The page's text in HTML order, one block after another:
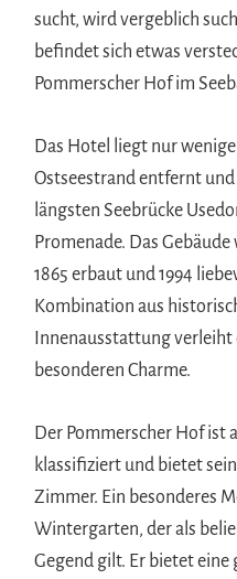
sucht, wird vergeblich
befindet sich etwas
Pommerscher Hof im
Das Hotel liegt nur
Ostseestrand entfernt
längsten Seebrücke
Promenade. Das
1865 erbaut und 1994
Kombination aus
Innenausstattung
besonderen Charme.
Der Pommerscher Hof ist
klassifiziert und bietet
Zimmer. Ein besonderes
Wintergarten, der als
Gegend gilt. Er bietet